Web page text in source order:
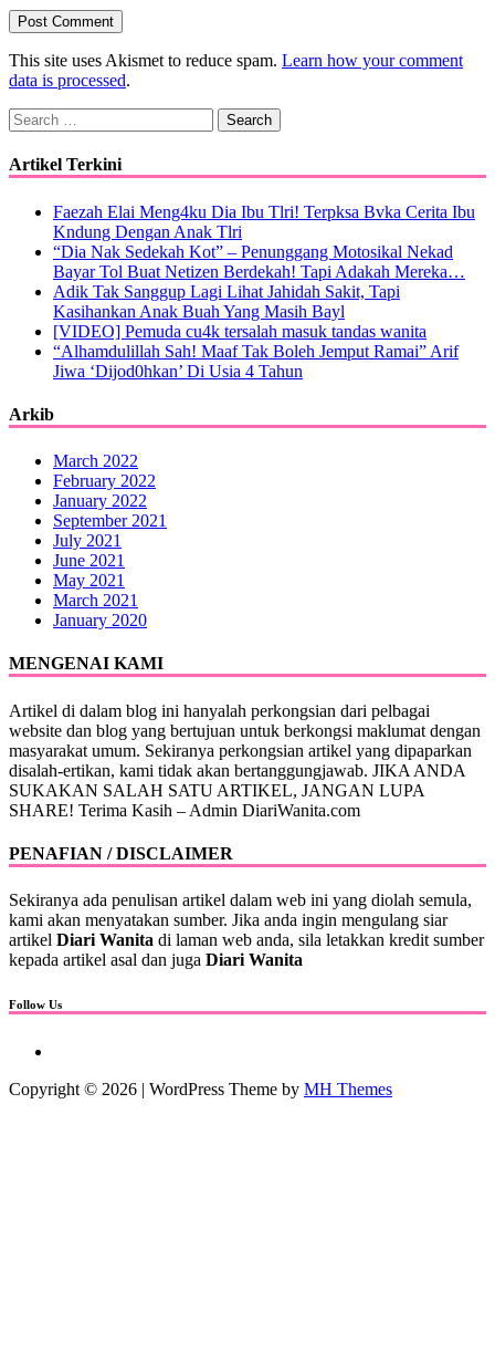
This site uses Akismet to reduce spam. Learn how your comment
data is processed.
Search
for:
Artikel Terkini
Faezah Elai Meng4ku Dia Ibu Tlri! Terpksa Bvka Cerita Ibu
Kndung Dengan Anak Tlri
“Dia Nak Sedekah Kot” – Penunggang Motosikal Nekad
Bayar Tol Buat Netizen Berdekah! Tapi Adakah Mereka…
Adik Tak Sanggup Lagi Lihat Jahidah Sakit, Tapi
Kasihankan Anak Buah Yang Masih Bayl
[VIDEO] Pemuda cu4k tersalah masuk tandas wanita
“Alhamdulillah Sah! Maaf Tak Boleh Jemput Ramai” Arif
Jiwa ‘Dijod0hkan’ Di Usia 4 Tahun
Arkib
March 2022
February 2022
January 2022
September 2021
July 2021
June 2021
May 2021
March 2021
January 2020
MENGENAI KAMI
Artikel di dalam blog ini hanyalah perkongsian dari pelbagai
website dan blog yang bertujuan untuk berkongsi maklumat dengan
masyarakat umum. Sekiranya perkongsian artikel yang dipaparkan
disalah-ertikan, kami tidak akan bertanggungjawab. JIKA ANDA
SUKAKAN SALAH SATU ARTIKEL, JANGAN LUPA
SHARE! Terima Kasih – Admin DiariWanita.com
PENAFIAN / DISCLAIMER
Sekiranya ada penulisan artikel dalam web ini yang diolah semula,
kami akan menyatakan sumber. Jika anda ingin mengulang siar
artikel Diari Wanita di laman web anda, sila letakkan kredit sumber
kepada artikel asal dan juga Diari Wanita
Follow Us
Copyright © 2026 | WordPress Theme by MH Themes